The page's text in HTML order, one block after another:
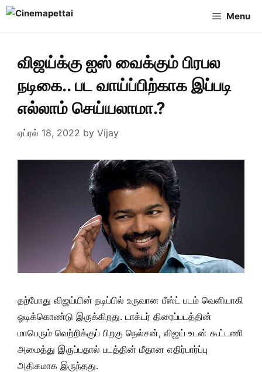
Skip
Menu
விஜய்க்கு ஐஸ் வைக்கும் பிரபல
நடிகை.. பட வாய்ப்பிற்காக இப்படி
எல்லாம் செய்யலாமா.?
ஏப்ரல் 18, 2022 by Vijay
தற்போது விஜய்யின் நடிப்பில் உருவான பீஸ்ட் படம் வெளியாகி
ஓடிக்கொண்டு இருக்கிறது. டாக்டர் திரைப்படத்தின்
மாபெரும் வெற்றிக்குப் பிறகு நெல்சன், விஜய் உடன் கூட்டணி
அமைத்து இருப்பதால் படத்தின் மீதான எதிர்பார்ப்பு
அதிகமாக இருந்தது.